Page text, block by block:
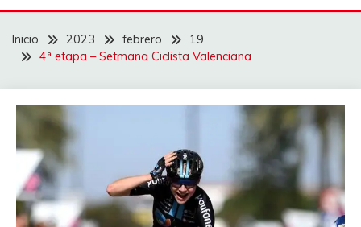
GRANDES
MINIVUELTAS
Inicio 2023 febrero
19
4ª etapa – Setmana Ciclista Valenciana